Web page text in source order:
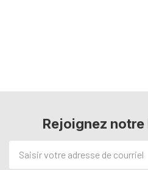
Rejoignez notre
de